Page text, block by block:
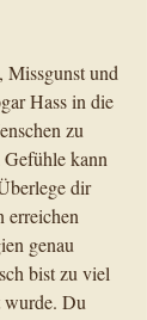
Missgunst und
Hass in die
zu
kann
dir
erreichen
genau
bist zu viel
wurde. Du